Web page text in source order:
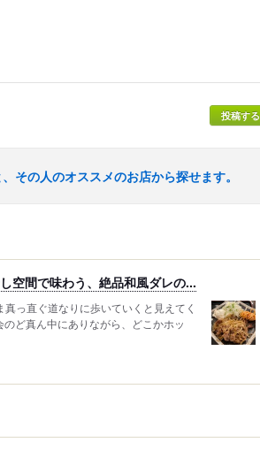
投稿する
その人のオススメのお店から探せます。
空間で味わう、絶品和風ダレの...
っ直ぐ道なりに歩いていくと見えてく
ど真ん中にありながら、どこかホッ